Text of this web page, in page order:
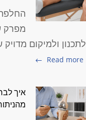
מפרק
לתכנון ולמיקום
Read more
איך